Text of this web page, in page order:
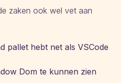
zaken ook wel vet aan
pallet hebt net als VSCode
Dom te kunnen zien